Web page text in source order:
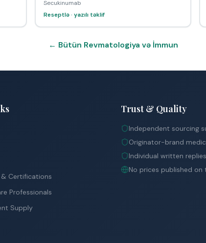
Secukinumab
Reseptlə · yazılı təklif
← Bütün Revmatologiya və İmmun
Certifications
Professionals
Supply
Trust & Quality
Independent sourcing
Originator-brand
Individual written replies
No prices published on